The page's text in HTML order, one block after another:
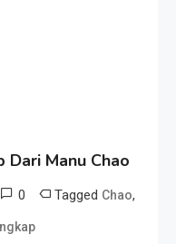
Dari Manu Chao
0 Tagged Chao,